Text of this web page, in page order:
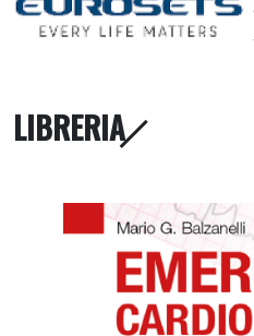
LIBRERIA